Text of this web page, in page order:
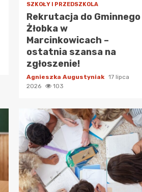
SZKOŁY I PRZEDSZKOLA
Rekrutacja do Gminnego
Żłobka w
Marcinkowicach –
ostatnia szansa na
zgłoszenie!
Agnieszka Augustyniak 17 lipca
2026
103